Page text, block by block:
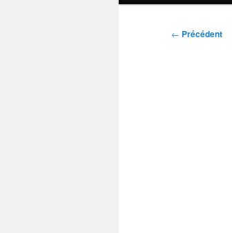
Navigation
← Précédent